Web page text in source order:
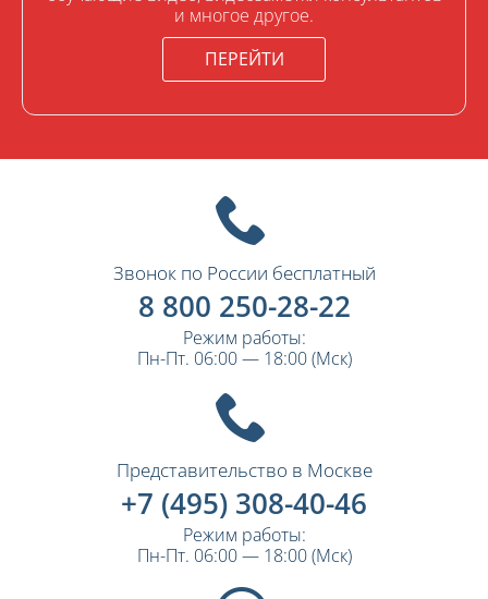
и многое другое.
ПЕРЕЙТИ
Звонок по России бесплатный
8 800 250-28-22
Режим работы:
Пн-Пт. 06:00 — 18:00 (Мск)
Представительство в Москве
+7 (495) 308-40-46
Режим работы:
Пн-Пт. 06:00 — 18:00 (Мск)